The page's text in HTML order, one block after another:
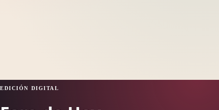
EDICIÓN DIGITAL